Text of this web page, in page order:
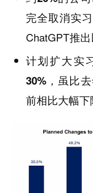
完全取消实
ChatGPT推出
计划扩大实
30%，虽比
前相比大幅下